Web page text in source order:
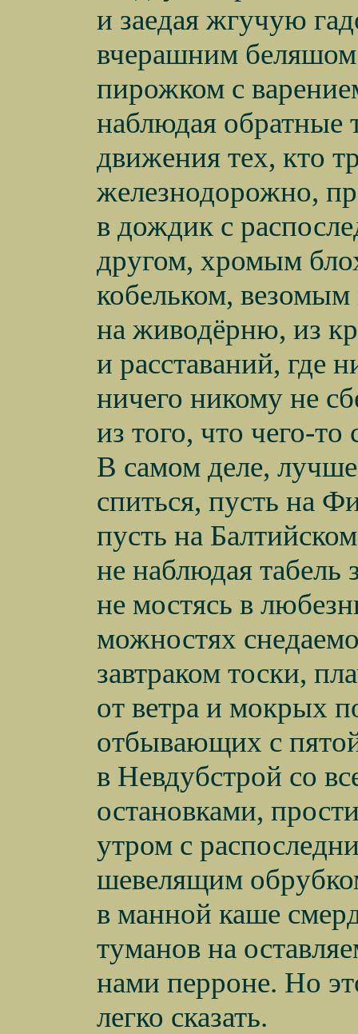
и заедая жгучую
вчерашним беляшом
пирожком с
наблюдая обратные
движения тех, кто
железнодорожно,
в дождик с
другом, хромым
кобельком,
на живодёрню, из
и расставаний, где
ничего никому не
из того, что чего-то
В самом деле,
спиться, пусть на
пусть на
не наблюдая табель
не мостясь в
можностях
завтраком тоски,
от ветра и мокрых
отбывающих с
в Невдубстрой со
остановками,
утром с
шевелящим
в манной каше
туманов на
нами перроне. Но
легко сказать.